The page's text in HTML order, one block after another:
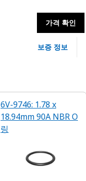
가격 확인
보증 정보
6V-9746: 1.78 x
18.94mm 90A NBR O
링